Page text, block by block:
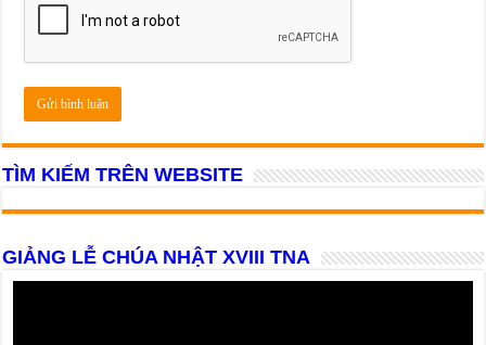
TÌM KIẾM TRÊN WEBSITE
GIẢNG LỄ CHÚA NHẬT XVIII TNA